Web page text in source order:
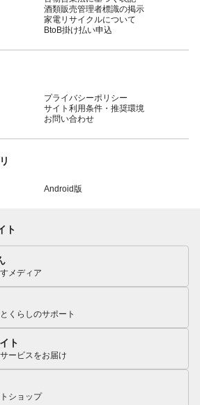
酒類販売管理者標識の掲示
家電リサイクルについて
BtoB掛け払い申込
プライバシーポリシー
サイト利用条件・推奨環境
お問い合わせ
Android版
ト
メディア
くらしのサポート
ト
ービスをお届け
ショップ